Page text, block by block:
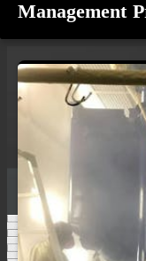
Management